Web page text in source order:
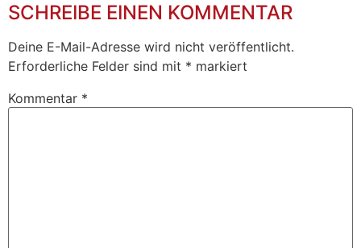
SCHREIBE EINEN KOMMENTAR
Deine E-Mail-Adresse wird nicht veröffentlicht.
Erforderliche Felder sind mit * markiert
Kommentar *